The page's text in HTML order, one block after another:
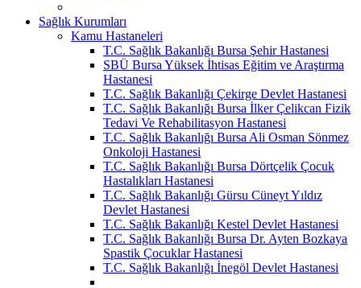
Sağlık Kurumları
Kamu Hastaneleri
T.C. Sağlık Bakanlığı Bursa Şehir Hastanesi
SBÜ Bursa Yüksek İhtisas Eğitim ve Araştırma
Hastanesi
T.C. Sağlık Bakanlığı Çekirge Devlet Hastanesi
T.C. Sağlık Bakanlığı Bursa İlker Çelikcan Fizik
Tedavi Ve Rehabilitasyon Hastanesi
T.C. Sağlık Bakanlığı Bursa Ali Osman Sönmez
Onkoloji Hastanesi
T.C. Sağlık Bakanlığı Bursa Dörtçelik Çocuk
Hastalıkları Hastanesi
T.C. Sağlık Bakanlığı Gürsu Cüneyt Yıldız
Devlet Hastanesi
T.C. Sağlık Bakanlığı Kestel Devlet Hastanesi
T.C. Sağlık Bakanlığı Bursa Dr. Ayten Bozkaya
Spastik Çocuklar Hastanesi
T.C. Sağlık Bakanlığı İnegöl Devlet Hastanesi